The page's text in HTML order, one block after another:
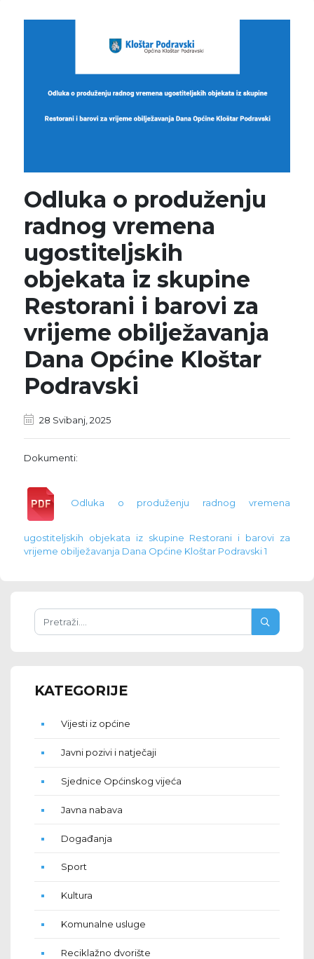
Odluka o produženju
radnog vremena
ugostiteljskih
objekata iz skupine
Restorani i barovi za
vrijeme obilježavanja
Dana Općine Kloštar
Podravski
28 Svibanj, 2025
Dokumenti:
Odluka o produženju radnog vremena
ugostiteljskih objekata iz skupine Restorani i barovi za
vrijeme obilježavanja Dana Općine Kloštar Podravski 1
KATEGORIJE
Vijesti iz općine
Javni pozivi i natječaji
Sjednice Općinskog vijeća
Javna nabava
Događanja
Sport
Kultura
Komunalne usluge
Reciklažno dvorište